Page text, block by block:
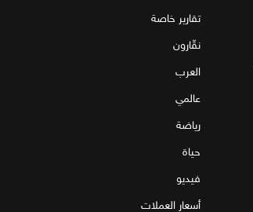
تقارير خاصة
نقّارون
العرب
عالمي
رياضة
حياة
فيديو
أسعار العملات